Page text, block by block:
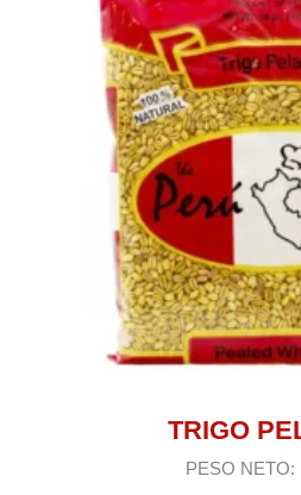
TRIGO
PESO NETO: